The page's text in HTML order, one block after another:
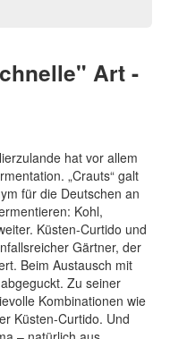
Art -
hat vor allem
„Crauts“ galt
für die Deutschen an
Kohl,
Küsten-Curtido und
Gärtner, der
Beim Austausch mit
Zu seiner
Kombinationen wie
Küsten-Curtido. Und